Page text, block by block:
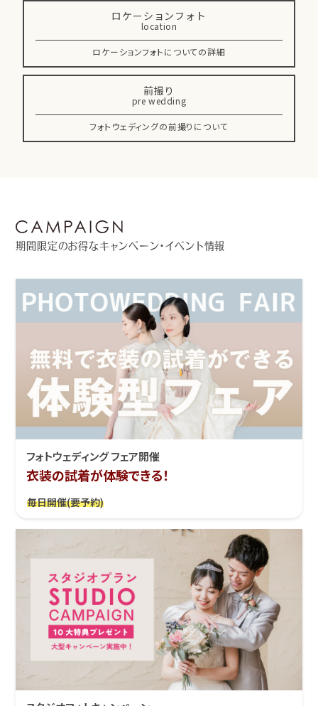
ロケーションフォト
location
ロケーションフォトについての詳細
前撮り
pre wedding
フォトウェディングの前撮りについて
期間限定のお得なキャンペーン・イベント情報
フォトウェディング フェア開催
衣装の試着が体験できる！
毎日開催(要予約)